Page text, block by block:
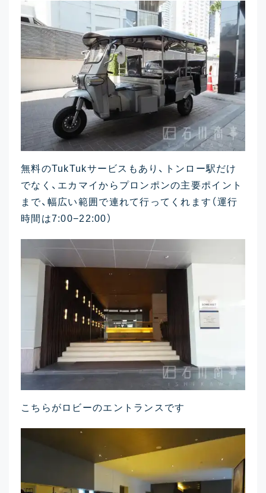
無料のTukTukサービスもあり、トンロー駅だけ
でなく、エカマイからプロンポンの主要ポイント
まで、幅広い範囲で連れて行ってくれます（運行
時間は7:00−22:00）
こちらがロビーのエントランスです